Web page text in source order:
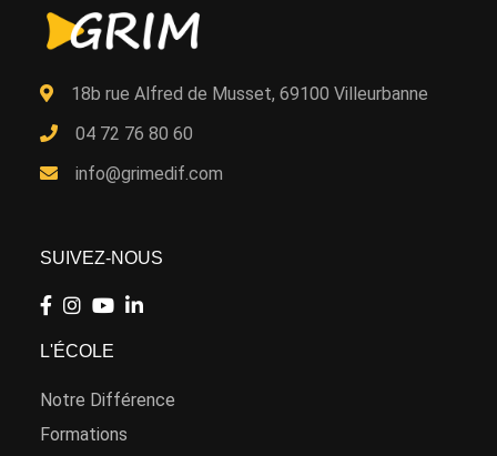
18b rue Alfred de Musset, 69100 Villeurbanne
04 72 76 80 60
info@grimedif.com
SUIVEZ-NOUS
L'ÉCOLE
Notre Différence
Formations